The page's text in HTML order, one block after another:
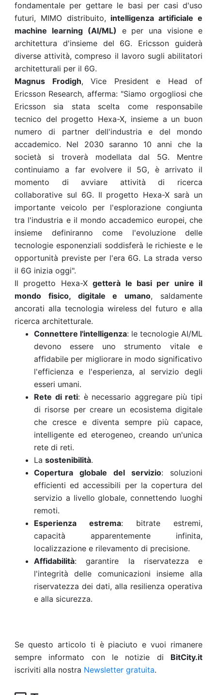
fondamentale per gettare le basi per casi d'uso
futuri, MIMO distribuito, intelligenza artificiale e
machine learning (AI/ML) e per una visione e
architettura d'insieme del 6G. Ericsson guiderà
diverse attività, compreso il lavoro sugli abilitatori
architetturali per il 6G.
Magnus Frodigh, Vice President e Head of
Ericsson Research, afferma: "Siamo orgogliosi che
Ericsson sia stata scelta come responsabile
tecnico del progetto Hexa-X, insieme a un buon
numero di partner dell'industria e del mondo
accademico. Nel 2030 saranno 10 anni che la
società si troverà modellata dal 5G. Mentre
continuiamo a far evolvere il 5G, è arrivato il
momento di avviare attività di ricerca
collaborative sul 6G. Il progetto Hexa-X sarà un
importante veicolo per l'esplorazione congiunta
tra l'industria e il mondo accademico europei, che
insieme definiranno come l'evoluzione delle
tecnologie esponenziali soddisferà le richieste e le
opportunità previste per l'era 6G. La strada verso
il 6G inizia oggi".
Il progetto Hexa-Xgetterà le basi per unire il
mondo fisico, digitale e umano, saldamente
ancorati alla tecnologia wireless del futuro e alla
ricerca architetturale.
Connettere l'intelligenza: le tecnologie AI/ML
devono essere uno strumento vitale e
affidabile per migliorare in modo significativo
l'efficienza e l'esperienza, al servizio degli
esseri umani.
Rete di reti: è necessario aggregare più tipi
di risorse per creare un ecosistema digitale
che cresce e diventa sempre più capace,
intelligente ed eterogeneo, creando un'unica
rete di reti.
La sostenibilità.
Copertura globale del servizio: soluzioni
efficienti ed accessibili per la copertura del
servizio a livello globale, connettendo luoghi
remoti.
Esperienza estrema: bitrate estremi,
capacità apparentemente infinita,
localizzazione e rilevamento di precisione.
Affidabilità: garantire la riservatezza e
l'integrità delle comunicazioni insieme alla
riservatezza dei dati, alla resilienza operativa
e alla sicurezza.
Se questo articolo ti è piaciuto e vuoi rimanere
sempre informato con le notizie di BitCity.it
iscriviti alla nostra Newsletter gratuita.